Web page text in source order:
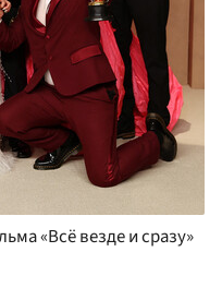
«Всё везде и сразу»